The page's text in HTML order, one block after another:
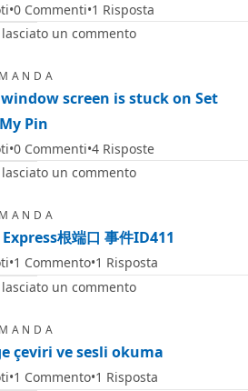
0 Commenti 1 Risposta
un commento
screen is stuck on Set
Pin
0 Commenti 4 Risposte
un commento
Express根端口 事件ID411
1 Commento 1 Risposta
un commento
çeviri ve sesli okuma
1 Commento 1 Risposta